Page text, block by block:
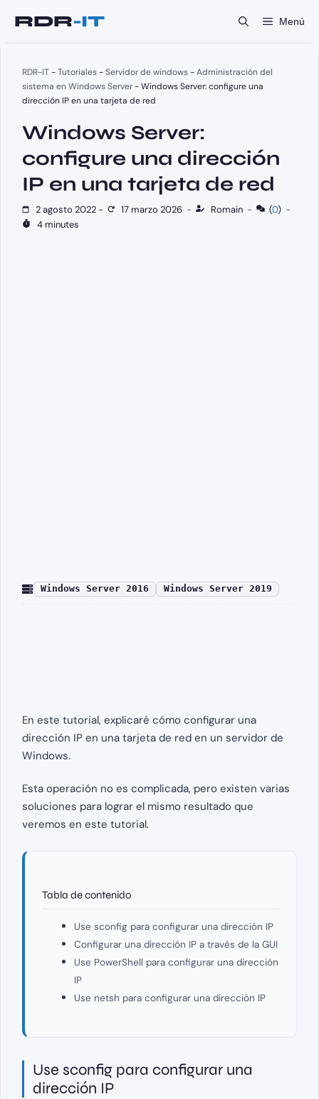
Menú
RDR-IT-Tutoriales-Servidor de windows-Administración del
sistema en Windows Server-Windows Server: configure una
dirección IP en una tarjeta de red
Windows Server:
configure una dirección
IP en una tarjeta de red
2 agosto 2022 - 17 marzo 2026 - Romain - (0) -
4 minutes
Windows Server 2016 Windows Server 2019
En este tutorial, explicaré cómo configurar una
dirección IP en una tarjeta de red en un servidor de
Windows.
Esta operación no es complicada, pero existen varias
soluciones para lograr el mismo resultado que
veremos en este tutorial.
Tabla de contenido
Use sconfig para configurar una dirección IP
Configurar una dirección IP a través de la GUI
Use PowerShell para configurar una dirección
IP
Use netsh para configurar una dirección IP
Use sconfig para configurar una
dirección IP